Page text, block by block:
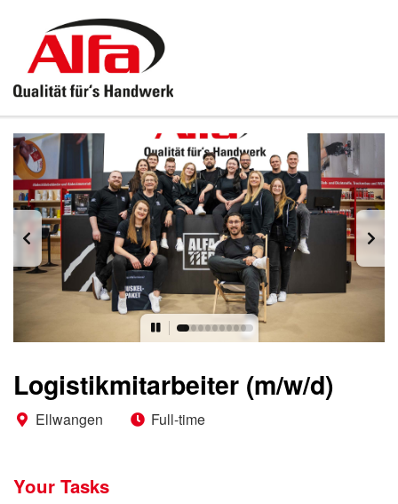
Logistikmitarbeiter (m/w/d)
Ellwangen Full-time
Your Tasks